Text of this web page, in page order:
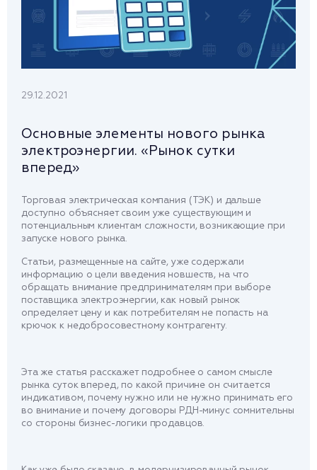
29.12.2021
Основные элементы нового рынка
электроэнергии. «Рынок сутки
вперед»
Торговая электрическая компания (ТЭК) и дальше
доступно объясняет своим уже существующим и
потенциальным клиентам сложности, возникающие при
запуске нового рынка.
Статьи, размещенные на сайте, уже содержали
информацию о цели введения новшеств, на что
обращать внимание предпринимателям при выборе
поставщика электроэнергии, как новый рынок
определяет цену и как потребителям не попасть на
крючок к недобросовестному контрагенту.
Эта же статья расскажет подробнее о самом смысле
рынка суток вперед, по какой причине он считается
индикативом, почему нужно или не нужно принимать его
во внимание и почему договоры РДН-минус сомнительны
со стороны бизнес-логики продавцов.